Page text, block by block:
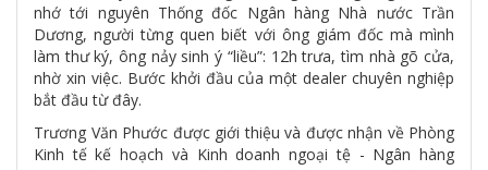
nhớ tới nguyên Thống đốc Ngân hàng Nhà nước Trần
Dương, người từng quen biết với ông giám đốc mà mình
làm thư ký, ông nảy sinh ý “liều”: 12h trưa, tìm nhà gõ cửa,
nhờ xin việc. Bước khởi đầu của một dealer chuyên nghiệp
bắt đầu từ đây.
Trương Văn Phước được giới thiệu và được nhận về Phòng
Kinh tế kế hoạch và Kinh doanh ngoại tệ - Ngân hàng